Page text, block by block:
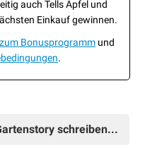
auch Tells Äpfel und
Einkauf gewinnen.
zum Bonusprogramm und
.
schreiben...